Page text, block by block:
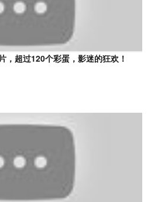
，超过120个彩蛋，影迷的狂欢！